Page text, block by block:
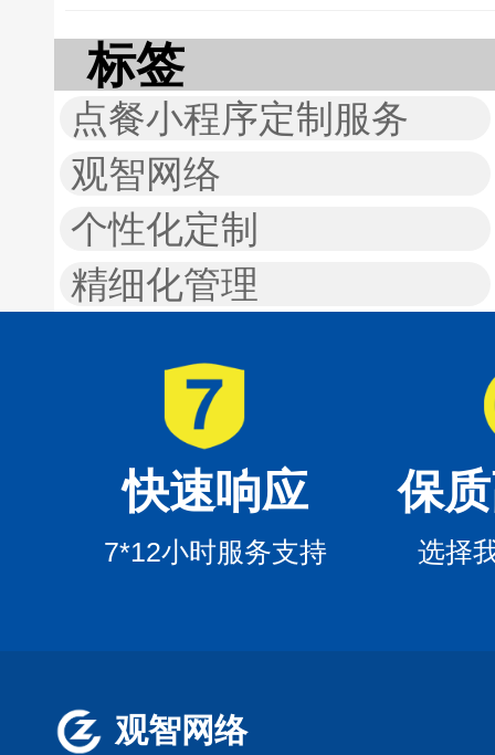
标签
点餐小程序定制服务
观智网络
个性化定制
精细化管理
快速响应
7*12小时服务支持
保
选择
观智网络